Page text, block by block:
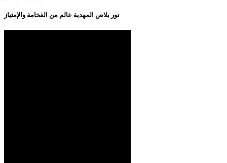
نور بلاص المهدية عالم من الفخامة والإمتياز